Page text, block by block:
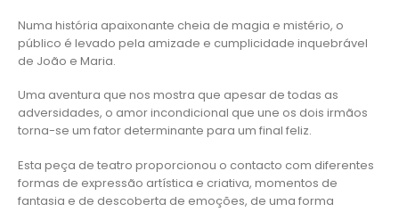
Numa história apaixonante cheia de magia e mistério, o
público é levado pela amizade e cumplicidade inquebrável
de João e Maria.
Uma aventura que nos mostra que apesar de todas as
adversidades, o amor incondicional que une os dois irmãos
torna-se um fator determinante para um final feliz.
Esta peça de teatro proporcionou o contacto com diferentes
formas de expressão artística e criativa, momentos de
fantasia e de descoberta de emoções, de uma forma